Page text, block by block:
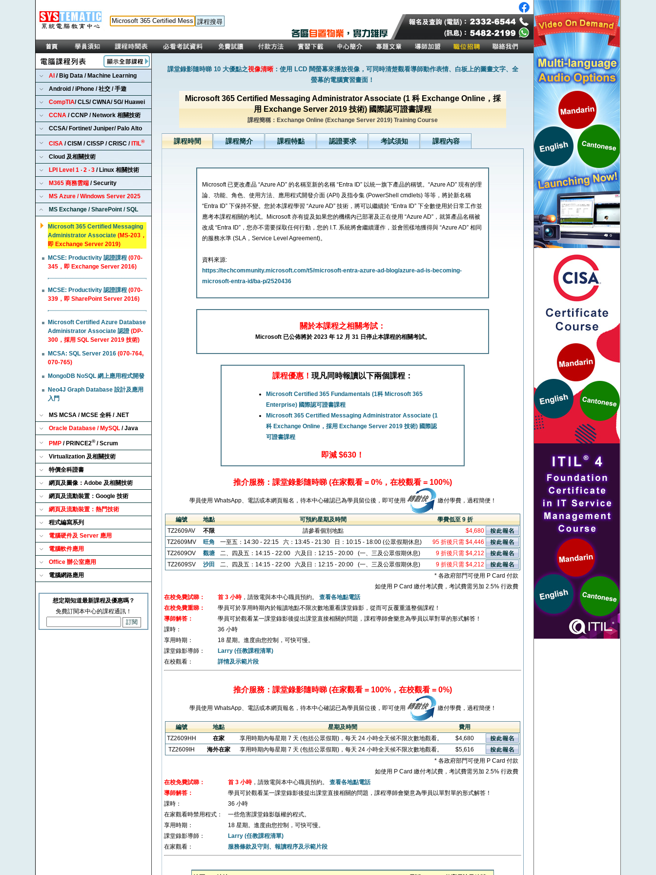
AI / Big Data / Machine Learning
Android / iPhone / 社交 / 手遊
CompTIA/ CLS/ CWNA/ 5G/ Huawei
CCNA / CCNP / Network 相關技術
CCSA/ Fortinet/ Juniper/ Palo Alto
CISA / CISM / CISSP / CRISC / ITIL®
Cloud 及相關技術
LPI Level 1 ‧ 2 ‧ 3 / Linux 相關技術
M365 商務雲端 / Security
MS Azure / Windows Server 2025
MS Exchange / SharePoint / SQL
Microsoft 365 Certified Messaging
Administrator Associate (MS-203，
即 Exchange Server 2019)
MCSE: Productivity 認證課程 (070-
345，即 Exchange Server 2016)
MCSE: Productivity 認證課程 (070-
339，即 SharePoint Server 2016)
Microsoft Certified Azure Database
Administrator Associate 認證(DP-
300，採用 SQL Server 2019 技術)
MCSA: SQL Server 2016 (070-764,
070-765)
MongoDB NoSQL 網上應用程式開發
Neo4J Graph Database 設計及應用
入門
MS MCSA / MCSE 全科 / .NET
Oracle Database / MySQL / Java
PMP / PRINCE2®/ Scrum
Virtualization 及相關技術
特價全科證書
網頁及圖像：Adobe 及相關技術
網頁及流動裝置：Google 技術
網頁及流動裝置：熱門技術
程式編寫系列
電腦硬件及 Server 應用
電腦軟件應用
Office 辦公室應用
電腦網路應用
想定期知道最新課程及優惠嗎？
免費訂閱本中心的課程通訊！
課堂錄影隨時睇 10 大優點之視像清晰：使用 LCD 闊螢幕來播放視像，可同時清楚觀看導師動作表情、白板上的圖畫文字、全
螢幕的電腦實習畫面！
Microsoft 365 Certified Messaging Administrator Associate (1 科 Exchange Online，採
用 Exchange Server 2019 技術) 國際認可證書課程
課程簡稱：Exchange Online (Exchange Server 2019) Training Course
課程時間 課程簡介 課程特點 認證要求 考試須知 課程內容
Microsoft 已更改產品 “Azure AD” 的名稱至新的名稱 “Entra ID” 以統一旗下產品的稱號。“Azure AD” 現有的理
論、功能、角色、使用方法、應用程式開發介面 (API) 及指令集 (PowerShell cmdlets) 等等，將於新名稱
“Entra ID” 下保持不變。您於本課程學習 “Azure AD” 技術，將可以繼續於 “Entra ID” 下全數使用於日常工作並
應考本課程相關的考試。Microsoft 亦有提及如果您的機構內已部署及正在使用 “Azure AD”，就算產品名稱被
改成 “Entra ID”，您亦不需要採取任何行動，您的 I.T. 系統將會繼續運作，並會照樣地獲得與 “Azure AD” 相同
的服務水準 (SLA，Service Level Agreement)。
資料來源:
https://techcommunity.microsoft.com/t5/microsoft-entra-azure-ad-blog/azure-ad-is-becoming-
microsoft-entra-id/ba-p/2520436
關於本課程之相關考試：
Microsoft 已公佈將於 2023 年 12 月 31 日停止本課程的相關考試。
課程優惠！ 現凡同時報讀以下兩個課程：
Microsoft Certified 365 Fundamentals (1科 Microsoft 365
Enterprise) 國際認可證書課程
Microsoft 365 Certified Messaging Administrator Associate (1
科 Exchange Online，採用 Exchange Server 2019 技術) 國際認
可證書課程
即減 $630！
推介服務：課堂錄影隨時睇 (在家觀看 = 0%，在校觀看 = 100%)
學員使用 WhatsApp、電話或本網頁報名，待本中心確認已為學員留位後，即可使用 繳付學費，過程簡便！
編號 地點 可預約星期及時間
學費低至 9 折
TZ2609AV
不限 請參看個別地點
$4,680
TZ2609MV
旺角 一至五：14:30 - 22:15 六：13:45 - 21:30 日：10:15 - 18:00 (公眾假期休息)
95 折後只需 $4,446
TZ2609OV
觀塘 二、四及五：14:15 - 22:00 六及日：12:15 - 20:00 (一、三及公眾假期休息)
9 折後只需 $4,212
TZ2609SV
沙田 二、四及五：14:15 - 22:00 六及日：12:15 - 20:00 (一、三及公眾假期休息)
9 折後只需 $4,212
* 各政府部門可使用 P Card 付款
如使用 P Card 繳付考試費，考試費需另加 2.5% 行政費
在校免費試睇：
首 3 小時，請致電與本中心職員預約。 查看各地點電話
在校免費重睇：
學員可於享用時期內於報讀地點不限次數地重看課堂錄影，從而可反覆重溫整個課程！
導師解答：
學員可於觀看某一課堂錄影後提出課堂直接相關的問題，課程導師會樂意為學員以單對單的形式解答！
課時：
36 小時
享用時期：
18 星期。進度由您控制，可快可慢。
課堂錄影導師：
Larry (任教課程清單)
在校觀看：
詳情及示範片段
推介服務：課堂錄影隨時睇 (在家觀看 = 100%，在校觀看 = 0%)
學員使用 WhatsApp、電話或本網頁報名，待本中心確認已為學員留位後，即可使用 繳付學費，過程簡便！
編號 地點 星期及時間
費用
TZ2609HH
在家 享用時期內每星期 7 天 (包括公眾假期)，每天 24 小時全天候不限次數地觀看。
$4,680
TZ2609IH
海外在家 享用時期內每星期 7 天 (包括公眾假期)，每天 24 小時全天候不限次數地觀看。
$5,616
* 各政府部門可使用 P Card 付款
如使用 P Card 繳付考試費，考試費需另加 2.5% 行政費
在校免費試睇：
首 3 小時，請致電與本中心職員預約。 查看各地點電話
導師解答：
學員可於觀看某一課堂錄影後提出課堂直接相關的問題，課程導師會樂意為學員以單對單的形式解答！
課時：
36 小時
在家觀看時禁用程式：
一些危害課堂錄影版權的程式。
享用時期：
18 星期。進度由您控制，可快可慢。
課堂錄影導師：
Larry (任教課程清單)
在家觀看：
服務條款及守則、報讀程序及示範片段